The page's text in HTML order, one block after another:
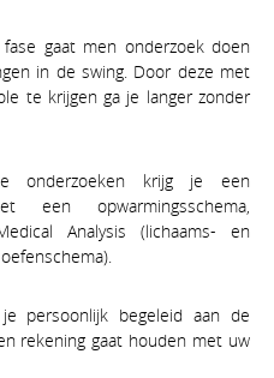
gaat men onderzoek doen
in de swing. Door deze met
te krijgen ga je langer zonder
onderzoeken krijg je een
een opwarmingsschema,
Analysis (lichaams- en
persoonlijk begeleid aan de
rekening gaat houden met uw